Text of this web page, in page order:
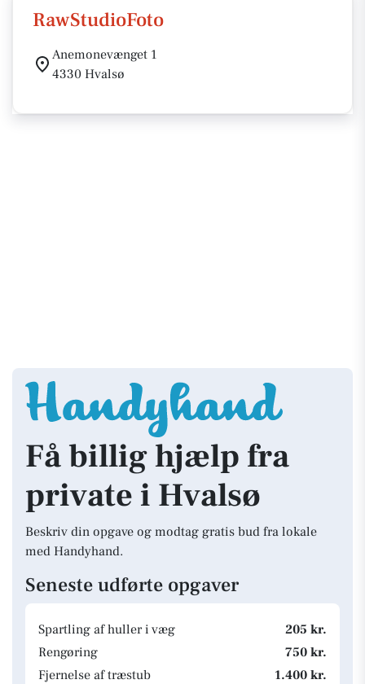
RawStudioFoto
Anemonevænget 1
4330 Hvalsø
Få billig hjælp fra
private i Hvalsø
Beskriv din opgave og modtag gratis bud fra lokale
med Handyhand.
Seneste udførte opgaver
Spartling af huller i væg
205 kr.
Rengøring
750 kr.
Fjernelse af træstub
1.400 kr.